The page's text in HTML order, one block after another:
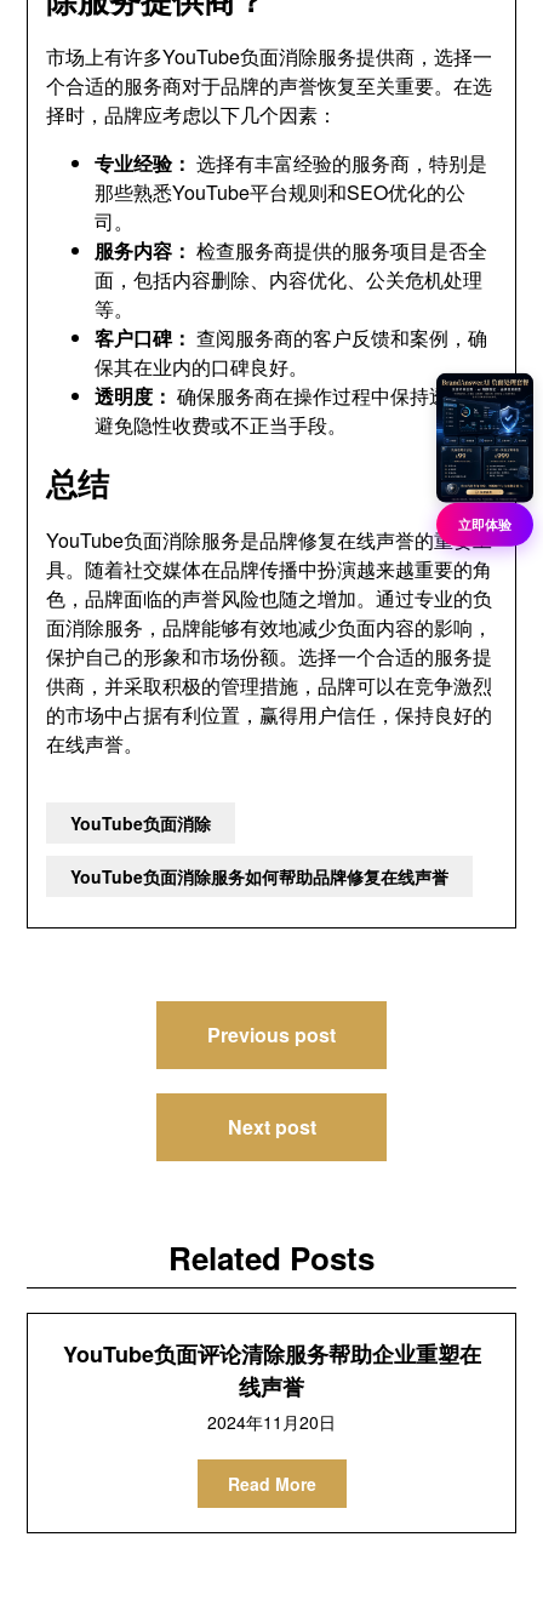
市场上有许多YouTube负面消除服务提供商 ，选择一
个合适的服务商对于品牌的声誉恢复至关重要。在选
择时 ，品牌应考虑以下几个因素 ：
专业经验： 选择有丰富经验的服务商 ，特别是
那些熟悉YouTube平台规则和SEO优化的公
司。
服务内容 ： 检查服务商提供的服务项目是否全
面 ，包括内容删除、 内容优化、公关危机处理
等。
客户口碑： 查阅服务商的客户反馈和案例 ，确
保其在业内的口碑良好。
透明度 ： 确保服务商在操作过程中保持透明，
避免隐性收费或不正当手段。
总结
YouTube负面消除服务是品牌修复在线声誉的重要工
具。随着社交媒体在品牌传播中扮演越来越重要的角
色 ，品牌面临的声誉风险也随之增加。通过专业的负
面消除服务 ，品牌能够有效地减少负面内容的影响 ，
保护自己的形象和市场份额。选择一个合适的服务提
供商 ，并采取积极的管理措施 ，品牌可以在竞争激烈
的市场中占据有利位置 ， 赢得用户信任 ，保持良好的
在线声誉。
YouTube负面消除
YouTube负面消除服务如何帮助品牌修复在线声誉
navigation
Previous post
Next post
Related Posts
YouTube负面评论清除服务帮助企业重塑在
线声誉
2024年11月20日
Read More
立即体验